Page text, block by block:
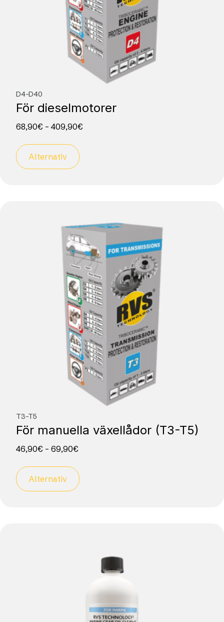
D4-D40
För dieselmotorer
68,90€ – 409,90€
Alternativ
T3-T5
För manuella växellådor (T3-T5)
46,90€ – 69,90€
Alternativ